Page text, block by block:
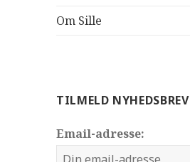
Om Sille
TILMELD NYHEDSBREV
Email-adresse: